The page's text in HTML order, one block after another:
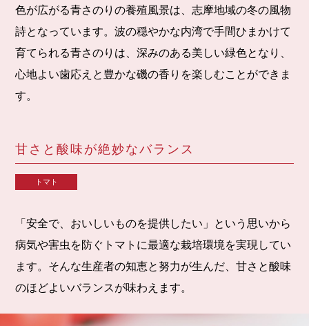
色が広がる青さのりの養殖風景は、志摩地域の冬の風物
詩となっています。波の穏やかな内湾で手間ひまかけて
育てられる青さのりは、深みのある美しい緑色となり、
心地よい歯応えと豊かな磯の香りを楽しむことができま
す。
甘さと酸味が絶妙なバランス
トマト
「安全で、おいしいものを提供したい」という思いから
病気や害虫を防ぐトマトに最適な栽培環境を実現してい
ます。そんな生産者の知恵と努力が生んだ、甘さと酸味
のほどよいバランスが味わえます。